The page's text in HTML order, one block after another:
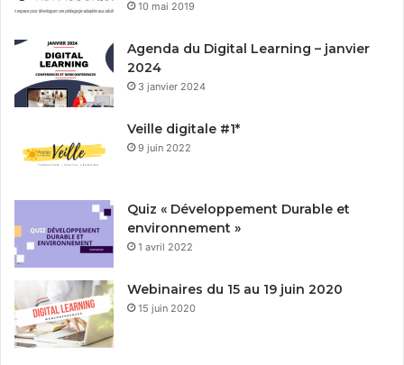
10 mai 2019
Agenda du Digital Learning – janvier
2024
3 janvier 2024
Veille digitale #1*
9 juin 2022
Quiz « Développement Durable et
environnement »
1 avril 2022
Webinaires du 15 au 19 juin 2020
15 juin 2020